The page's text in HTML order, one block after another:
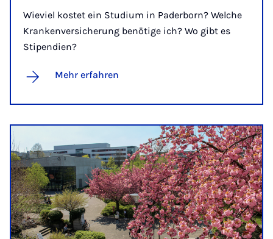
Wieviel kostet ein Studium in Paderborn? Welche
Krankenversicherung benötige ich? Wo gibt es
Stipendien?
Mehr erfahren